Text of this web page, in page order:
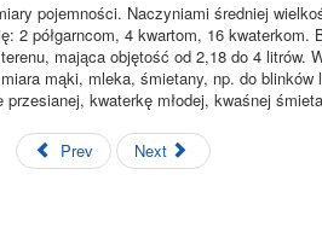
pojemności. Naczyniami średniej
2 półgarncom, 4 kwartom, 16 kwaterkom.
mająca objętość od 2,18 do 4 litrów.
mąki, mleka, śmietany, np. do blinków
kwaterkę młodej, kwaśnej
Prev Next